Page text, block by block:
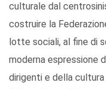
culturale dal
costruire la
lotte sociali, al fine di
moderna espressione
dirigenti e della